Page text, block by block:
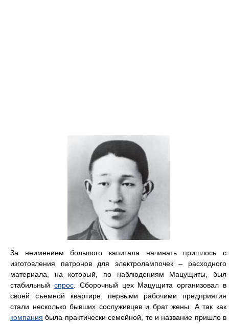
За неимением большого капитала начинать пришлось с
изготовления патронов для электролампочек – расходного
материала, на который, по наблюдениям Мацущиты, был
стабильный спрос. Сборочный цех Мацущита организовал в
своей съемной квартире, первыми рабочими предприятия
стали несколько бывших сослуживцев и брат жены. А так как
компания была практически семейной, то и название пришло в